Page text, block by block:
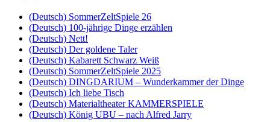
(Deutsch) SommerZeltSpiele 26
(Deutsch) 100-jährige Dinge erzählen
(Deutsch) Nett!
(Deutsch) Der goldene Taler
(Deutsch) Kabarett Schwarz Weiß
(Deutsch) SommerZeltSpiele 2025
(Deutsch) DINGDARIUM – Wunderkammer der Dinge
(Deutsch) Ich liebe Tisch
(Deutsch) Materialtheater KAMMERSPIELE
(Deutsch) König UBU – nach Alfred Jarry